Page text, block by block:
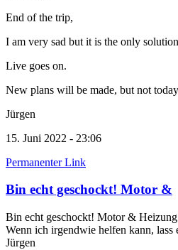
End of the trip,
I am very sad but it is the only
Live goes on.
New plans will be made, but not
Jürgen
15. Juni 2022 - 23:06
Permanenter Link
Bin echt geschockt! Motor &
Bin echt geschockt! Motor & Heizung
Wenn ich irgendwie helfen kann, lass
Jürgen